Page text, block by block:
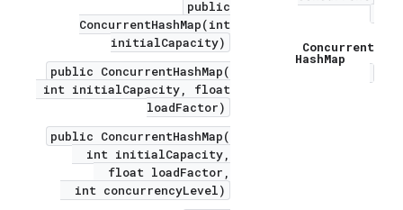
Concurrent
HashMap
public
ConcurrentHashMap(int
initialCapacity)
public ConcurrentHashMap(
int initialCapacity, float
loadFactor)
public ConcurrentHashMap(
int initialCapacity,
float loadFactor,
int concurrencyLevel)